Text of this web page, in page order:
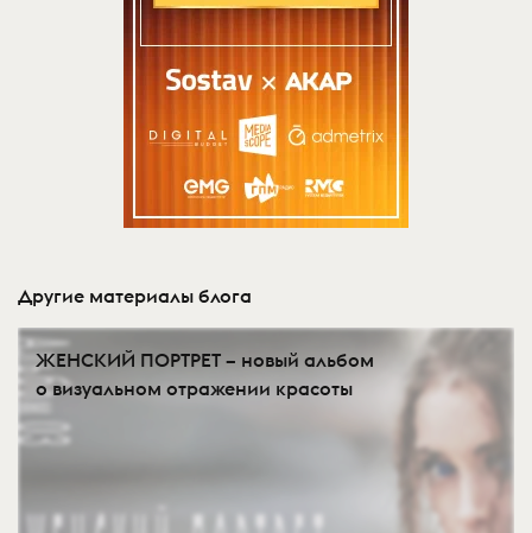
Другие материалы блога
ЖЕНСКИЙ ПОРТРЕТ – новый альбом
о визуальном отражении красоты